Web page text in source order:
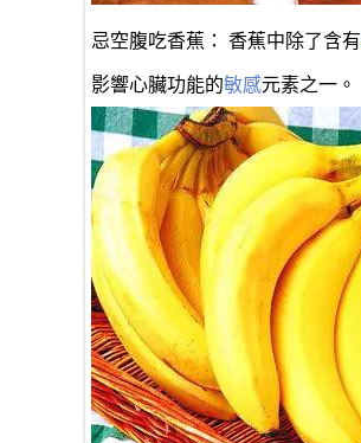
忌空腹吃香蕉： 香蕉中除了含有
影響心臟功能的敏感元素之一。